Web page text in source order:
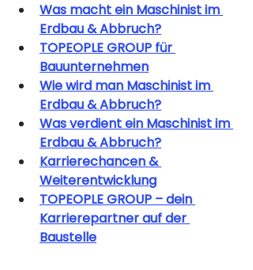
Was macht ein Maschinist im
Erdbau & Abbruch?
TOPEOPLE GROUP für
Bauunternehmen
Wie wird man Maschinist im
Erdbau & Abbruch?
Was verdient ein Maschinist im
Erdbau & Abbruch?
Karrierechancen &
Weiterentwicklung
TOPEOPLE GROUP – dein
Karrierepartner auf der
Baustelle